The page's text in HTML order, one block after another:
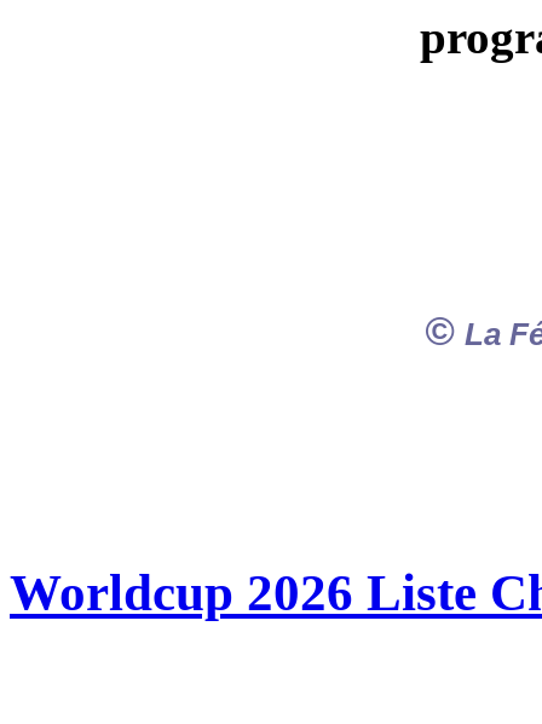
© La
Worldcup 2026 Liste